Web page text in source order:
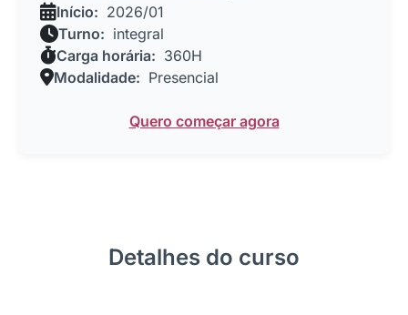
Início: 2026/01
Turno: integral
Carga horária: 360H
Modalidade: Presencial
Quero começar agora
Detalhes do curso